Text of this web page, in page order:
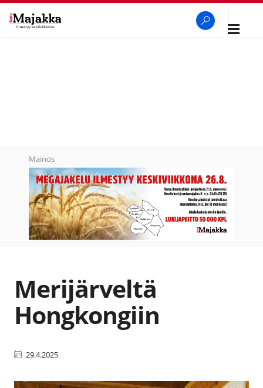
Avaa
Mainos
Merijärveltä
Hongkongiin
29.4.2025